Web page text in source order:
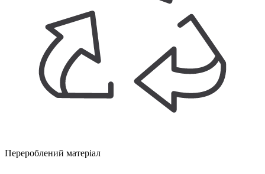
Перероблений матеріал